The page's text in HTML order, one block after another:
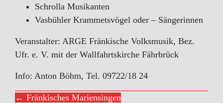
Schrolla Musikanten
Vasbühler Krammetsvögel oder – Sängerinnen
Veranstalter: ARGE Fränkische Volksmusik, Bez.
Ufr. e. V. mit der Wallfahrtskirche Fährbrück
Info: Anton Böhm, Tel. 09722/18 24
← Fränkisches Mariensingen